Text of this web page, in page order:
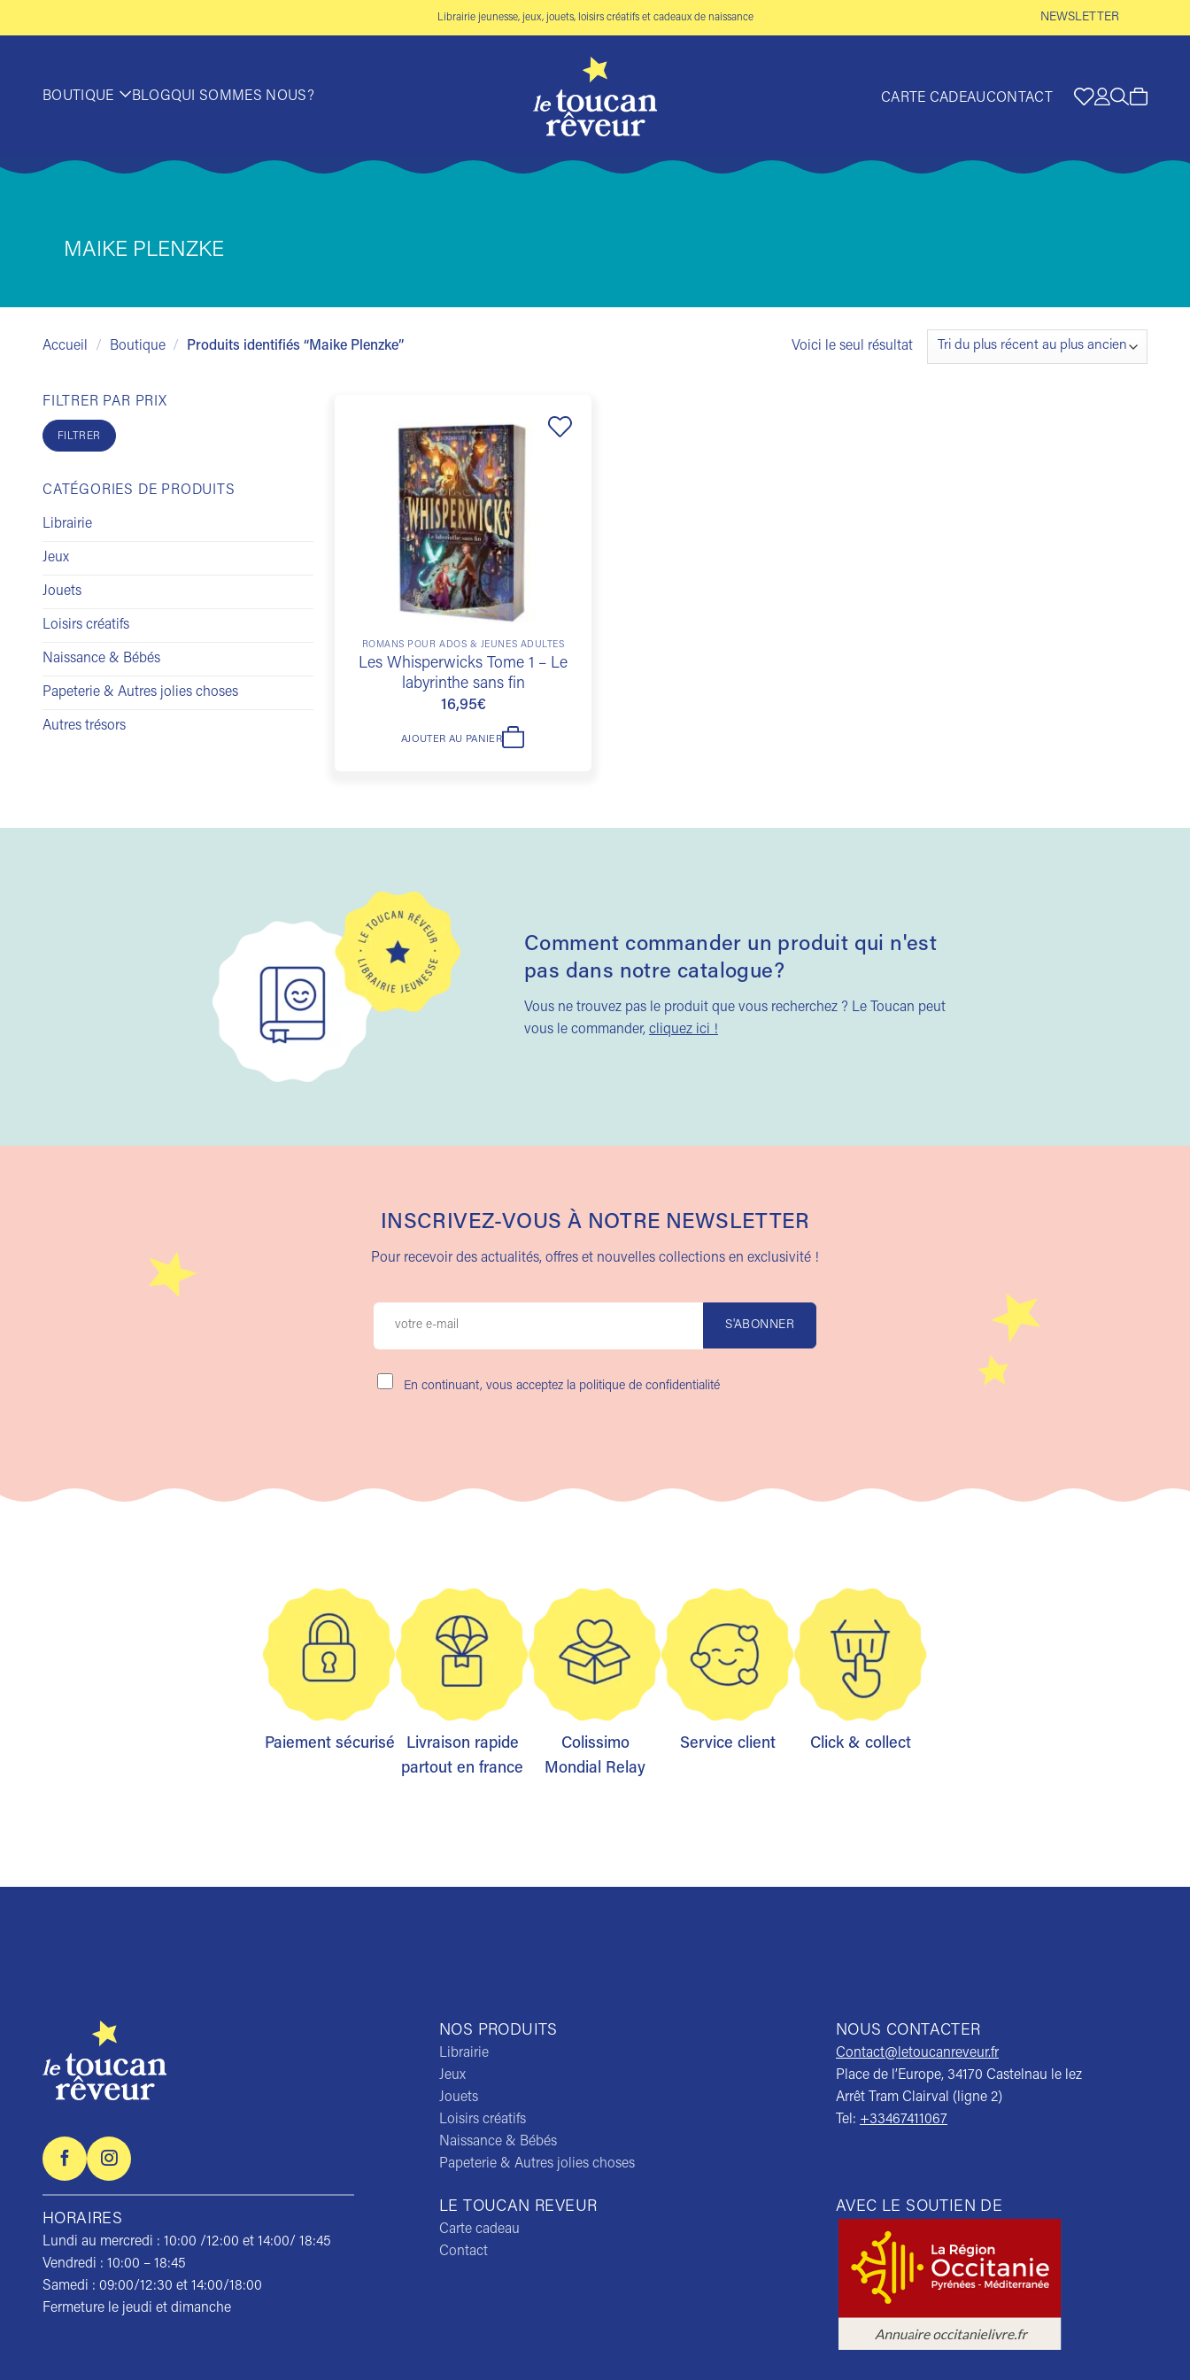
Librairie jeunesse, jeux, jouets, loisirs créatifs et cadeaux de naissance NEWSLETTER
BOUTIQUE BLOGQUI SOMMES NOUS? CARTE CADEAUCONTACT
MAIKE PLENZKE
Accueil / Boutique / Produits identifiés “Maike Plenzke” Voici le seul résultat
FILTRER PAR PRIX
Prix
min
Prix
maxFILTRER
CATÉGORIES DE PRODUITS
Librairie
Jeux
Jouets
Loisirs créatifs
Naissance & Bébés
Papeterie & Autres jolies choses
Autres trésors
ROMANS POUR ADOS & JEUNES ADULTES
Les Whisperwicks Tome 1 – Le
labyrinthe sans fin
16,95€
AJOUTER AU PANIER
Comment commander un produit qui n'est
pas dans notre catalogue?
Vous ne trouvez pas le produit que vous recherchez ? Le Toucan peut
vous le commander, cliquez ici !
INSCRIVEZ-VOUS À NOTRE NEWSLETTER
Pour recevoir des actualités, offres et nouvelles collections en exclusivité !
En continuant, vous acceptez la politique de confidentialité
Paiement sécurisé
Livraison rapide
partout en france
Colissimo
Mondial Relay
Service client Click & collect
NOS PRODUITS
Librairie
Jeux
Jouets
Loisirs créatifs
Naissance & Bébés
Papeterie & Autres jolies choses
NOUS CONTACTER
Contact@letoucanreveur.fr
Place de l’Europe, 34170 Castelnau le lez
Arrêt Tram Clairval (ligne 2)
Tel: +33467411067
HORAIRES
Lundi au mercredi : 10:00 /12:00 et 14:00/ 18:45
Vendredi : 10:00 – 18:45
Samedi : 09:00/12:30 et 14:00/18:00
Fermeture le jeudi et dimanche
LE TOUCAN REVEUR
Carte cadeau
Contact
AVEC LE SOUTIEN DE